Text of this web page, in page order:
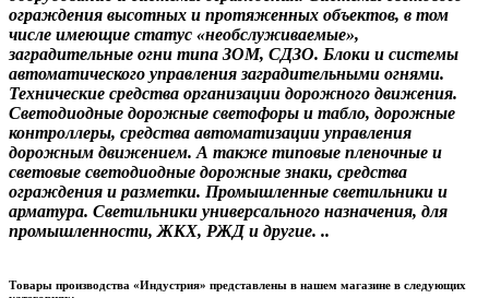
ограждения высотных и протяженных объектов, в том
числе имеющие статус «необслуживаемые»,
заградительные огни типа ЗОМ, СДЗО. Блоки и системы
автоматического управления заградительными огнями.
Технические средства организации дорожного движения.
Светодиодные дорожные светофоры и табло, дорожные
контроллеры, средства автоматизации управления
дорожным движением. А также типовые пленочные и
световые светодиодные дорожные знаки, средства
ограждения и разметки. Промышленные светильники и
арматура. Светильники универсального назначения, для
промышленности, ЖКХ, РЖД и другие. ..
Товары производства «Индустрия» представлены в нашем магазине в следующих